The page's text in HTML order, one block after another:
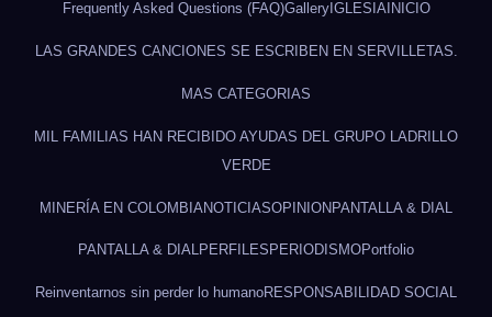
Frequently Asked Questions (FAQ)GalleryIGLESIAINICIO
LAS GRANDES CANCIONES SE ESCRIBEN EN SERVILLETAS.
MAS CATEGORIAS
MIL FAMILIAS HAN RECIBIDO AYUDAS DEL GRUPO LADRILLO
VERDE
MINERÍA EN COLOMBIANOTICIASOPINIONPANTALLA & DIAL
PANTALLA & DIALPERFILES PERIODISMOPortfolio
Reinventarnos sin perder lo humanoRESPONSABILIDAD SOCIAL